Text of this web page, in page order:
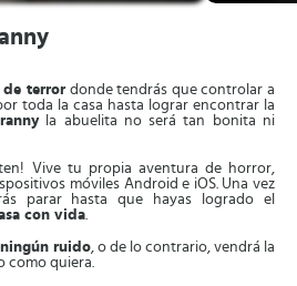
de terror donde tendrás que controlar a
toda la casa hasta lograr encontrar la
la abuelita no será tan bonita ni
Vive tu propia aventura de horror,
móviles Android e iOS. Una vez
parar hasta que hayas logrado el
con vida.
ruido, o de lo contrario, vendrá la
como quiera.